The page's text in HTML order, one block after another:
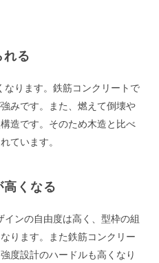
れる
なります。鉄筋コンクリートで
みです。また、燃えて倒壊や
造です。そのため木造と比べ
ています。
高くなる
ンの自由度は高く、型枠の組
ります。また鉄筋コンクリー
度設計のハードルも高くなり